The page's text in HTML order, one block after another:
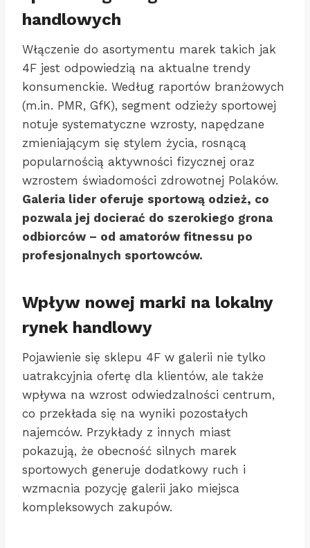
handlowych
Włączenie do asortymentu marek takich jak
4F jest odpowiedzią na aktualne trendy
konsumenckie. Według raportów branżowych
(m.in. PMR, GfK), segment odzieży sportowej
notuje systematyczne wzrosty, napędzane
zmieniającym się stylem życia, rosnącą
popularnością aktywności fizycznej oraz
wzrostem świadomości zdrowotnej Polaków.
Galeria lider oferuje sportową odzież, co
pozwala jej docierać do szerokiego grona
odbiorców – od amatorów fitnessu po
profesjonalnych sportowców.
Wpływ nowej marki na lokalny
rynek handlowy
Pojawienie się sklepu 4F w galerii nie tylko
uatrakcyjnia ofertę dla klientów, ale także
wpływa na wzrost odwiedzalności centrum,
co przekłada się na wyniki pozostałych
najemców. Przykłady z innych miast
pokazują, że obecność silnych marek
sportowych generuje dodatkowy ruch i
wzmacnia pozycję galerii jako miejsca
kompleksowych zakupów.